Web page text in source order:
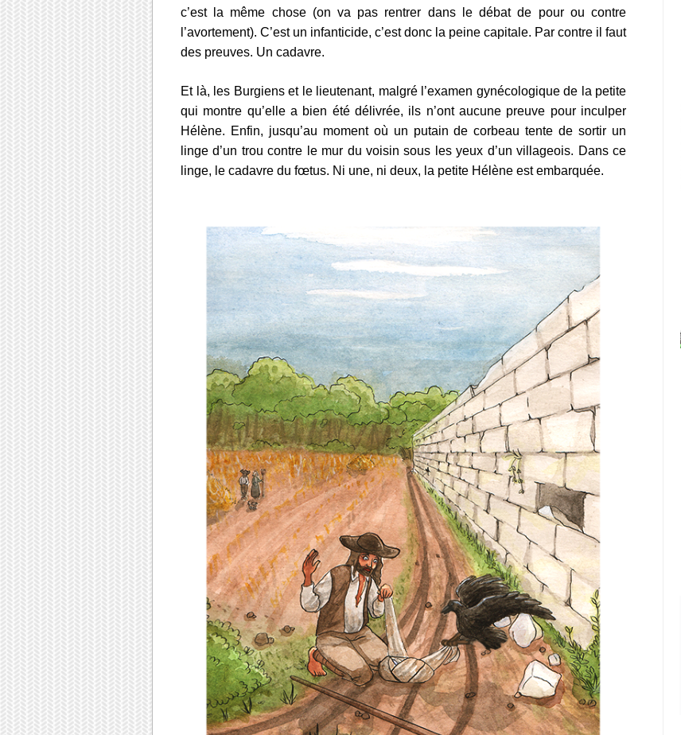
c’est la même chose (on va pas rentrer dans le débat de pour ou contre
l’avortement). C’est un infanticide, c’est donc la peine capitale. Par contre il faut
des preuves. Un cadavre.
Et là, les Burgiens et le lieutenant, malgré l’examen gynécologique de la petite
qui montre qu’elle a bien été délivrée, ils n’ont aucune preuve pour inculper
Hélène. Enfin, jusqu’au moment où un putain de corbeau tente de sortir un
linge d’un trou contre le mur du voisin sous les yeux d’un villageois. Dans ce
linge, le cadavre du fœtus. Ni une, ni deux, la petite Hélène est embarquée.